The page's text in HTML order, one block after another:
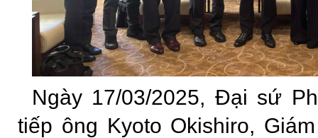
Ngày 17/03/2025, Đại sứ
tiếp ông Kyoto Okishiro,